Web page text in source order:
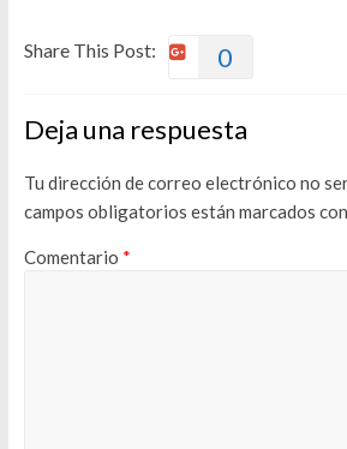
Share This Post: 0
Deja una respuesta
Tu dirección de correo electrónico no
campos obligatorios están marcados con
Comentario *